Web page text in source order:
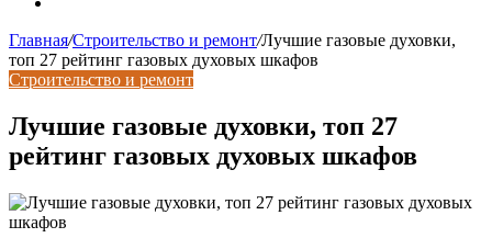
Главная/Строительство и ремонт/Лучшие газовые духовки,
топ 27 рейтинг газовых духовых шкафов
Строительство и ремонт
Лучшие газовые духовки, топ 27
рейтинг газовых духовых шкафов